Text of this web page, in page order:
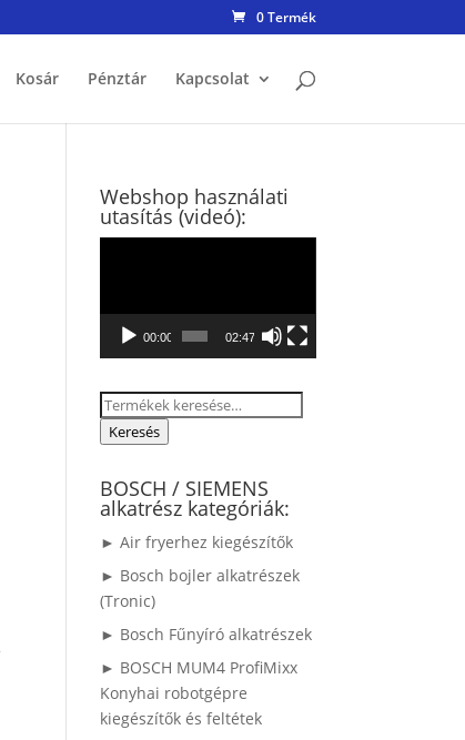
0 Termék
Kosár Pénztár Kapcsolat
Webshop használati
utasítás (videó):
00:00 02:47
Keresés
Keresés
BOSCH / SIEMENS
alkatrész kategóriák:
► Air fryerhez kiegészítők
► Bosch bojler alkatrészek
(Tronic)
► Bosch Fűnyíró alkatrészek
► BOSCH MUM4 ProfiMixx
Konyhai robotgépre
kiegészítők és feltétek